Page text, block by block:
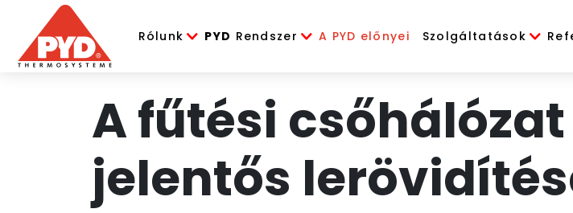
Rólunk PYD Rendszer A PYD előnyei Szolgáltatások
A fűtési
jelentős